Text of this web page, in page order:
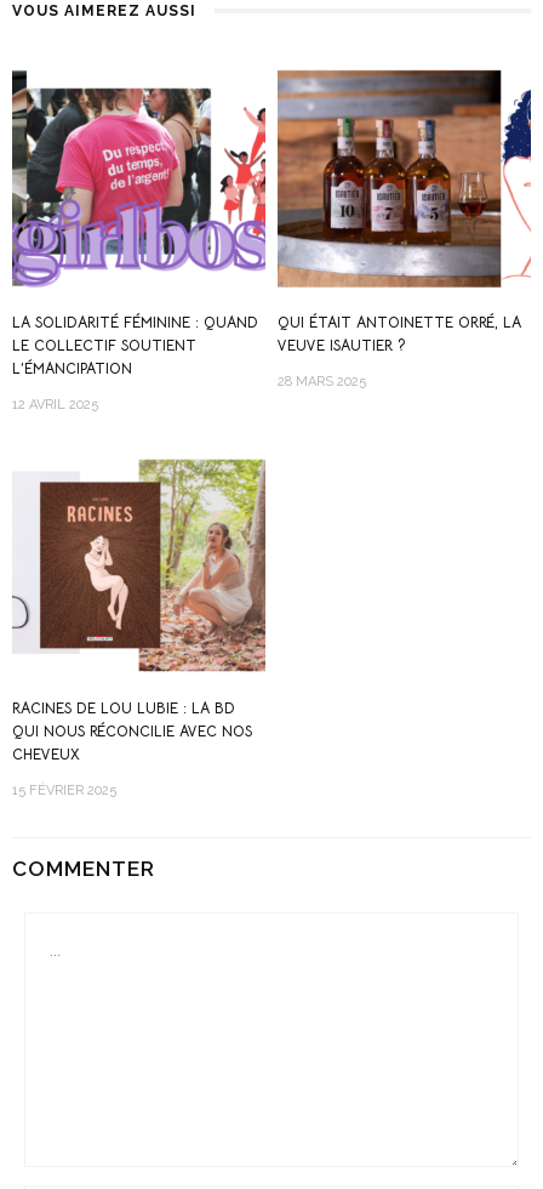
VOUS AIMEREZ AUSSI
LA SOLIDARITÉ FÉMININE : QUAND
LE COLLECTIF SOUTIENT
L’ÉMANCIPATION
12 AVRIL 2025
QUI ÉTAIT ANTOINETTE ORRÉ, LA
VEUVE ISAUTIER ?
28 MARS 2025
RACINES DE LOU LUBIE : LA BD
QUI NOUS RÉCONCILIE AVEC NOS
CHEVEUX
15 FÉVRIER 2025
COMMENTER